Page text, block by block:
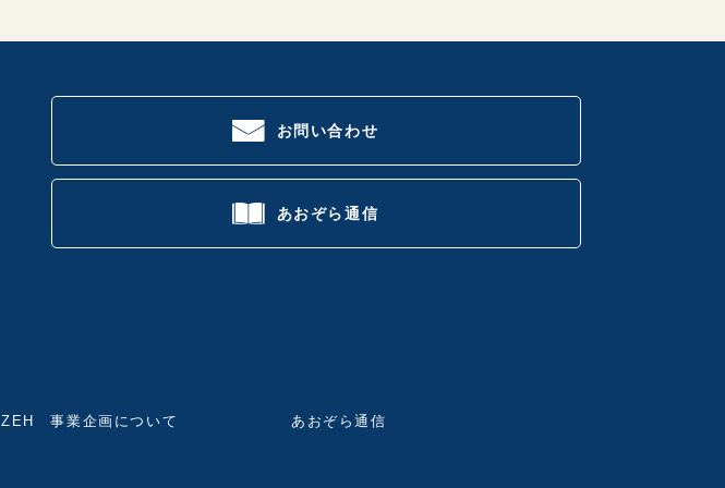
お問い合わせ
あおぞら通信
ZEH 事業企画について あおぞら通信